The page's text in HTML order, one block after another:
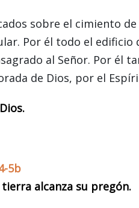
sobre el cimiento
Por él todo el edificio
al Señor. Por él
de Dios, por el
5b
tierra alcanza su pregón.